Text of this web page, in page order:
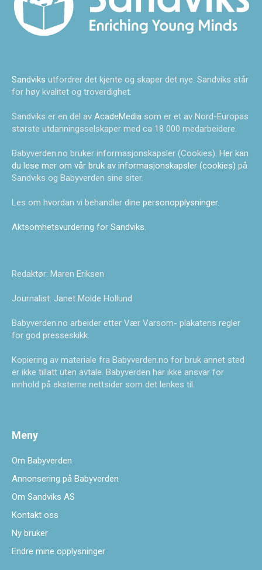
Sandviks utfordrer det kjente og skaper det nye. Sandviks står
for høy kvalitet og troverdighet.
Sandviks er en del av AcadeMedia som er et av Nord-Europas
største utdanningsselskaper med ca 18 000 medarbeidere.
Babyverden.no bruker informasjonskapsler (Cookies). Her kan
du lese mer om vår bruk av informasjonskapsler (cookies) på
Sandviks og Babyverden sine siter.
Les om hvordan vi behandler dine personopplysninger.
Aktsomhetsvurdering for Sandviks.
Redaktør: Maren Eriksen
Journalist: Janet Molde Hollund
Babyverden.no arbeider etter Vær Varsom- plakatens regler
for god presseskikk.
Kopiering av materiale fra Babyverden.no for bruk annet sted
er ikke tillatt uten avtale. Babyverden har ikke ansvar for
innhold på eksterne nettsider som det lenkes til.
Meny
Om Babyverden
Annonsering på Babyverden
Om Sandviks AS
Kontakt oss
Ny bruker
Endre mine opplysninger